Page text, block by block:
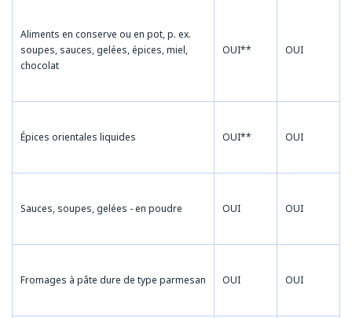
Aliments en conserve ou en pot, p. ex.
soupes, sauces, gelées, épices, miel,
chocolat
OUI** OUI
Épices orientales liquides OUI** OUI
Sauces, soupes, gelées - en poudre OUI OUI
Fromages à pâte dure de type parmesan OUI OUI